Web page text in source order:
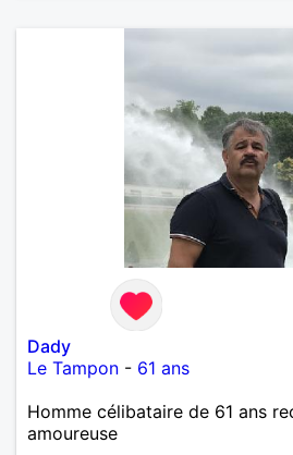
Dady
Le Tampon - 61 ans
Homme célibataire de 61 ans
amoureuse